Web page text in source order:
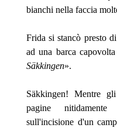
bianchi nella faccia
Frida si stancò presto
ad una barca
Säkkingen».
Säkkingen! Mentre
pagine
sull'incisione d'un